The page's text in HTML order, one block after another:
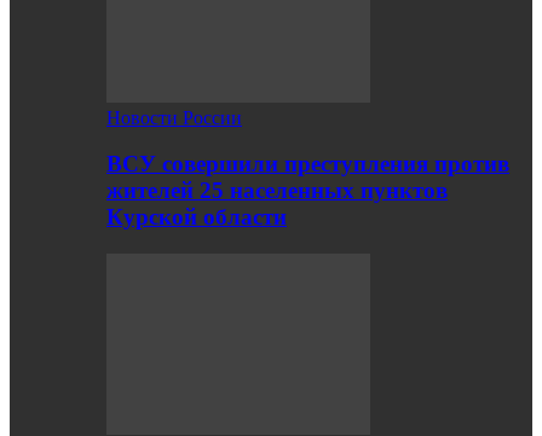
Новости России
ВСУ совершили преступления против
жителей 25 населенных пунктов
Курской области